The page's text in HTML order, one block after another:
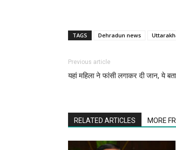
TAGS Dehradun news
Previous article
यहां महिला ने फांसी लगाकर दी जान, ये
RELATED ARTICLES MORE